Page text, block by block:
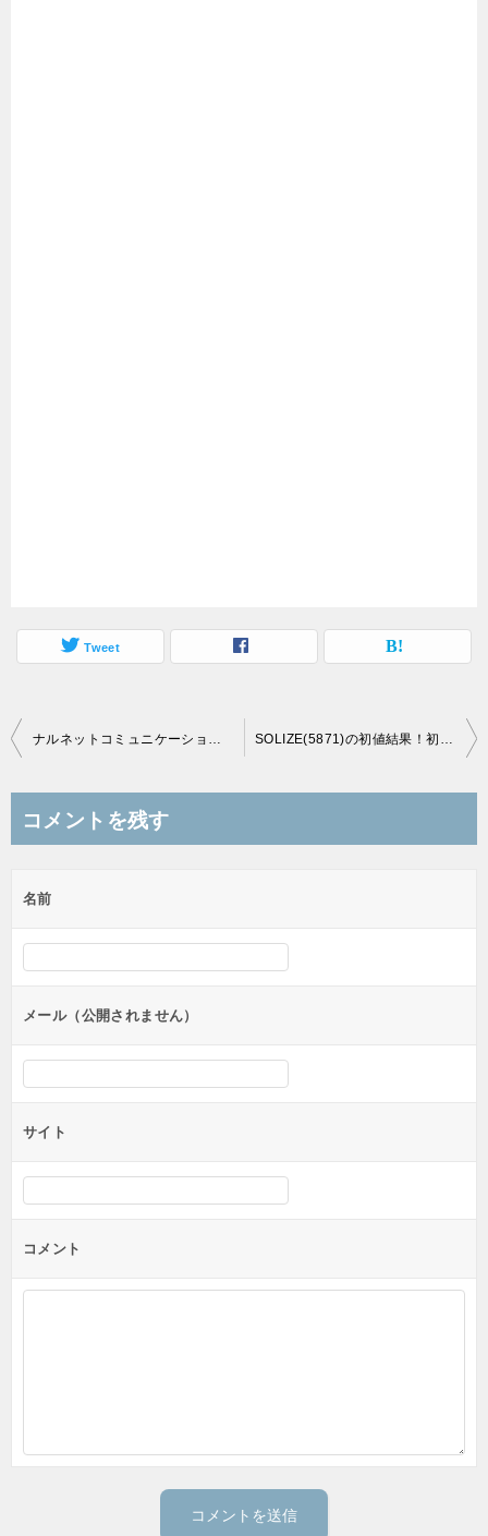
Tweet
投
ビ
ー
シ
ョ
ン
コメントを残す
名前
メール（公開されません）
サイト
コメント